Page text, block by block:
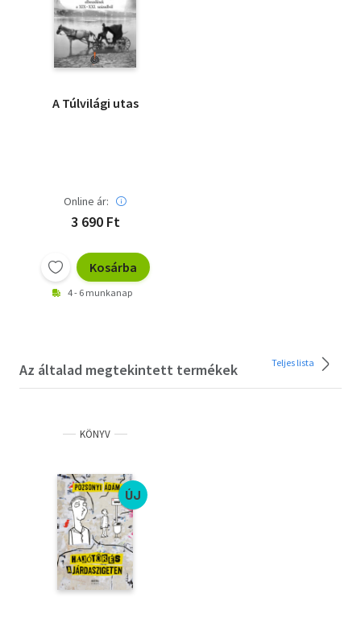
A Túlvilági utas
Online ár:
3 690 Ft
Kosárba
4 - 6 munkanap
Az általad megtekintett termékek Teljes lista
KÖNYV
ÚJ